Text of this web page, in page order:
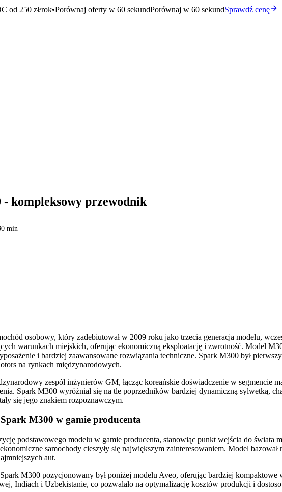
od 250 zł/rok•Porównaj oferty w 60 sekundPorównaj w 60 sekundSprawdź cenę
kompleksowy przewodnik
min
osobowy, który zadebiutował w 2009 roku jako trzecia generacja modelu,
warunkach miejskich, oferując ekonomiczną eksploatację i zwrotność. Model
i bardziej zaawansowane rozwiązania techniczne. Spark M300 był
na rynkach międzynarodowych.
zespół inżynierów GM, łącząc koreańskie doświadczenie w segmencie
Spark M300 wyróżniał się na tle poprzedników bardziej dynamiczną sylwetką,
się jego znakiem rozpoznawczym.
M300 w gamie producenta
podstawowego modelu w gamie producenta, stanowiąc punkt wejścia do świata
samochody cieszyły się największym zainteresowaniem. Model
aut.
M300 pozycjonowany był poniżej modelu Aveo, oferując bardziej
Indiach i Uzbekistanie, co pozwalało na optymalizację kosztów produkcji i